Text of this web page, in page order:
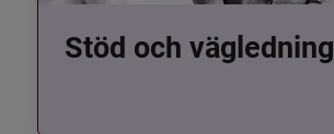
Stöd och vägledning